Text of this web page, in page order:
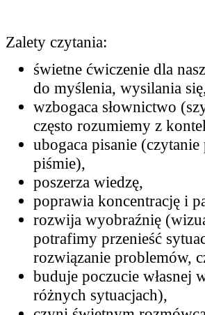
Zalety czytania:
świetne ćwiczenie dla
do myślenia, wysilania
wzbogaca słownictwo
często rozumiemy z
ubogaca pisanie
piśmie),
poszerza wiedzę,
poprawia koncentrację i
rozwija wyobraźnię
potrafimy przenieść
rozwiązanie problemów,
buduje poczucie własnej
różnych sytuacjach),